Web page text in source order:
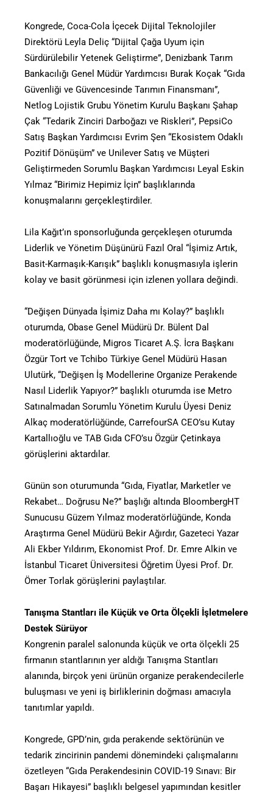
Kongrede, Coca-Cola İçecek Dijital Teknolojiler
Direktörü Leyla Deliç “Dijital Çağa Uyum için
Sürdürülebilir Yetenek Geliştirme”, Denizbank Tarım
Bankacılığı Genel Müdür Yardımcısı Burak Koçak “Gıda
Güvenliği ve Güvencesinde Tarımın Finansmanı”,
Netlog Lojistik Grubu Yönetim Kurulu Başkanı Şahap
Çak “Tedarik Zinciri Darboğazı ve Riskleri”, PepsiCo
Satış Başkan Yardımcısı Evrim Şen “Ekosistem Odaklı
Pozitif Dönüşüm” ve Unilever Satış ve Müşteri
Geliştirmeden Sorumlu Başkan Yardımcısı Leyal Eskin
Yılmaz “Birimiz Hepimiz İçin” başlıklarında
konuşmalarını gerçekleştirdiler.
Lila Kağıt’ın sponsorluğunda gerçekleşen oturumda
Liderlik ve Yönetim Düşünürü Fazıl Oral “İşimiz Artık,
Basit-Karmaşık-Karışık” başlıklı konuşmasıyla işlerin
kolay ve basit görünmesi için izlenen yollara değindi.
“Değişen Dünyada İşimiz Daha mı Kolay?” başlıklı
oturumda, Obase Genel Müdürü Dr. Bülent Dal
moderatörlüğünde, Migros Ticaret A.Ş. İcra Başkanı
Özgür Tort ve Tchibo Türkiye Genel Müdürü Hasan
Ulutürk, “Değişen İş Modellerine Organize Perakende
Nasıl Liderlik Yapıyor?” başlıklı oturumda ise Metro
Satınalmadan Sorumlu Yönetim Kurulu Üyesi Deniz
Alkaç moderatörlüğünde, CarrefourSA CEO’su Kutay
Kartallıoğlu ve TAB Gıda CFO’su Özgür Çetinkaya
görüşlerini aktardılar.
Günün son oturumunda “Gıda, Fiyatlar, Marketler ve
Rekabet… Doğrusu Ne?” başlığı altında BloombergHT
Sunucusu Güzem Yılmaz moderatörlüğünde, Konda
Araştırma Genel Müdürü Bekir Ağırdır, Gazeteci Yazar
Ali Ekber Yıldırım, Ekonomist Prof. Dr. Emre Alkin ve
İstanbul Ticaret Üniversitesi Öğretim Üyesi Prof. Dr.
Ömer Torlak görüşlerini paylaştılar.
Tanışma Stantları ile Küçük ve Orta Ölçekli İşletmelere
Destek Sürüyor
Kongrenin paralel salonunda küçük ve orta ölçekli 25
firmanın stantlarının yer aldığı Tanışma Stantları
alanında, birçok yeni ürünün organize perakendecilerle
buluşması ve yeni iş birliklerinin doğması amacıyla
tanıtımlar yapıldı.
Kongrede, GPD’nin, gıda perakende sektörünün ve
tedarik zincirinin pandemi dönemindeki çalışmalarını
özetleyen “Gıda Perakendesinin COVID-19 Sınavı: Bir
Başarı Hikayesi” başlıklı belgesel yapımından kesitler